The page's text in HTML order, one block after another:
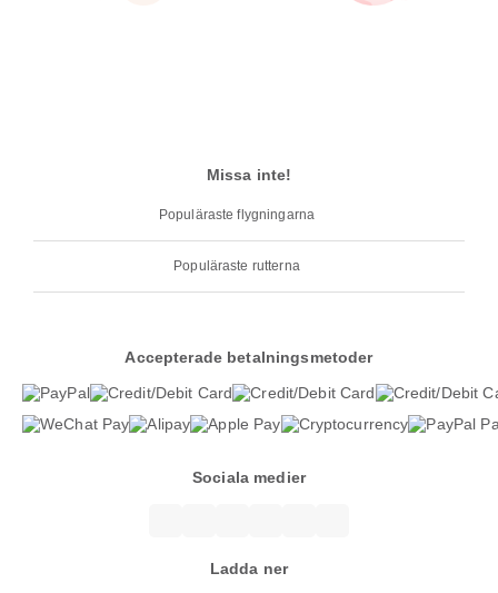
Missa inte!
Populäraste flygningarna
Populäraste rutterna
Accepterade betalningsmetoder
Sociala medier
Ladda ner